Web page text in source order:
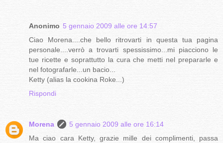
Anonimo 5 gennaio 2009 alle ore 14:57
Ciao Morena....che bello ritrovarti in questa tua pagina
personale....verrò a trovarti spessissimo...mi piacciono le
tue ricette e soprattutto la cura che metti nel prepararle e
nel fotografarle...un bacio...
Ketty (alias la cookina Roke...)
Rispondi
Morena
5 gennaio 2009 alle ore 16:14
Ma ciao cara Ketty, grazie mille dei complimenti, passa